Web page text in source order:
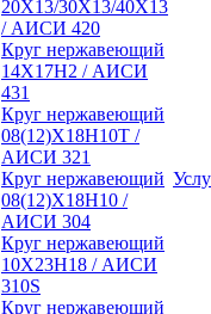
20Х13/30Х13/40Х13
/ АИСИ 420
Круг нержавеющий
14Х17Н2 / АИСИ
431
Круг нержавеющий
08(12)Х18Н10Т /
АИСИ 321
Круг нержавеющий
08(12)Х18Н10 /
АИСИ 304
Круг нержавеющий
10Х23Н18 / АИСИ
310S
Круг нержавеющий